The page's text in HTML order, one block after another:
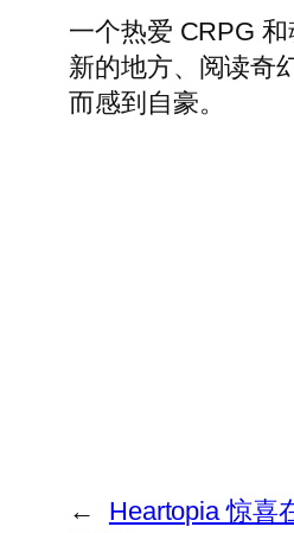
一个热爱 CRPG
新的地方、阅读奇
而感到自豪。
←
Heartopia 惊喜